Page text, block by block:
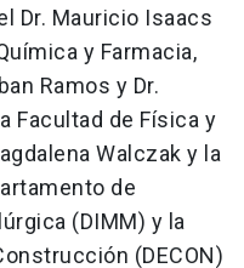
Dr. Mauricio Isaacs
y Farmacia,
Ramos y Dr.
Facultad de Física y
Walczak y la
de
(DIMM) y la
(DECON)